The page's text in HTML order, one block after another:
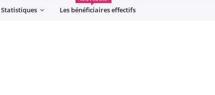
Statistiques Les bénéficiaires effectifs